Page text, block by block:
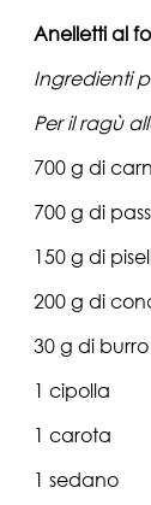
Anelletti al
Ingredienti
Per il ragù
700 g di
700 g di
150 g di
200 g di
30 g di burro
1 cipolla
1 carota
1 sedano